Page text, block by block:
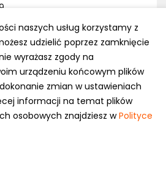
wszystkim myśleć! Jeśli
to lepiej przeczytaj raz
sie co byłoby gdyby
już przemyślicie to moze
homologowane - ich szerokość
po ośnieżonej drodze ale nie za
i terenie tak sobie, ale raczej
wąskie - na miękki snieg,
podłożu. W zaspy na
szerokie o agresywnym
wąskie czy szerokie nie ma
twardy i śliski. Trzeba było
naszych usług korzystamy z
udzielić poprzez zamknięcie
wyrażasz zgody na
urządzeniu końcowym plików
zmian w ustawieniach
informacji na temat plików
osobowych znajdziesz wPolityce